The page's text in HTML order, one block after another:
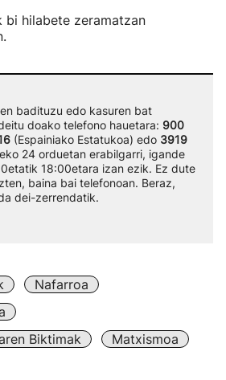
bi hilabete zeramatzan
badituzu edo kasuren bat
doako telefono hauetara: 900
(Espainiako Estatukoa) edo 3919
24 orduetan erabilgarri, igande
18:00etara izan ezik. Ez dute
baina bai telefonoan. Beraz,
dei-zerrendatik.
Nafarroa
Biktimak
Matxismoa